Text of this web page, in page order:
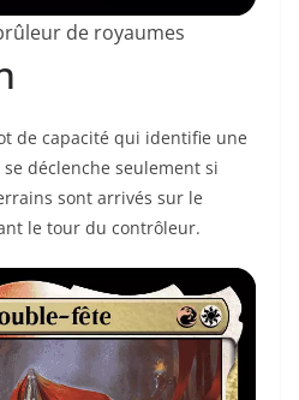
de royaumes
de capacité qui identifie une
déclenche seulement si
sont arrivés sur le
le tour du contrôleur.